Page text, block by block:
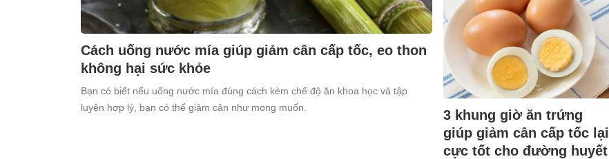
Cách uống nước mía giúp giảm cân cấp tốc, eo thon
không hại sức khỏe
Bạn có biết nếu uống nước mía đúng cách kèm chế độ ăn khoa học và tập
luyện hợp lý, bạn có thể giảm cân như mong muốn.
3 khung giờ ăn trứng
giúp giảm cân cấp tốc lại
cực tốt cho đường huyết